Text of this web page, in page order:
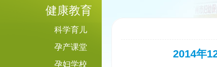
健康教育
科学育儿
孕产课堂
孕妇学校
2014年